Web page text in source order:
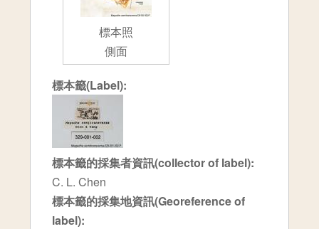
標本照
側面
標本籤(Label):
標本籤的採集者資訊(collector of label):
C. L. Chen
標本籤的採集地資訊(Georeference of
label):